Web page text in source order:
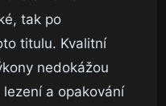
tak po
titulu. Kvalitní
nedokážou
a opakování